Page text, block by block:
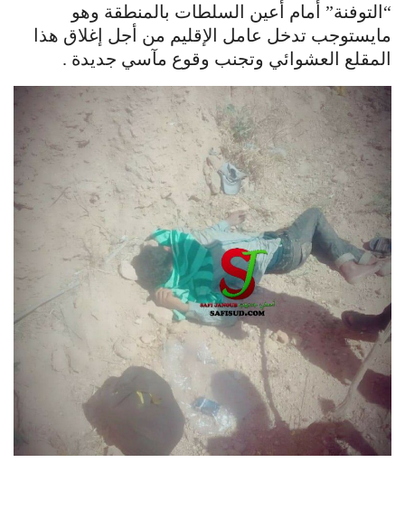
“التوفنة” أمام أعين السلطات بالمنطقة وهو
مايستوجب تدخل عامل الإقليم من أجل إغلاق هذا
المقلع العشوائي وتجنب وقوع مآسي جديدة .